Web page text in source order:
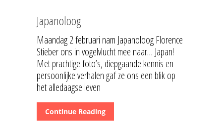
Japanoloog
Maandag 2 februari nam Japanoloog Florence
Stieber ons in vogelvlucht mee naar… Japan!
Met prachtige foto’s, diepgaande kennis en
persoonlijke verhalen gaf ze ons een blik op
het alledaagse leven
Continue Reading